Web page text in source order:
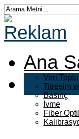
Ana
Veri
Titreşim
Basınç
İvme
Fiber